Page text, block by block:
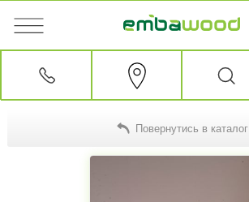
Повернутись в каталог